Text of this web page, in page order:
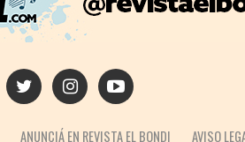
ANUNCIÁ EN REVISTA EL BONDI AVISO